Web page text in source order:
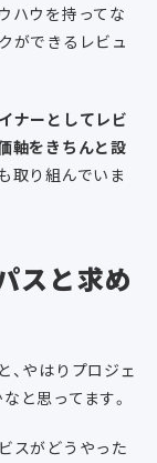
ハウを持ってな
ができるレビュ
ナーとしてレビ
軸をきちんと設
取り組んでいま
スと求め
、やはりプロジェ
と思ってます。
スがどうやった